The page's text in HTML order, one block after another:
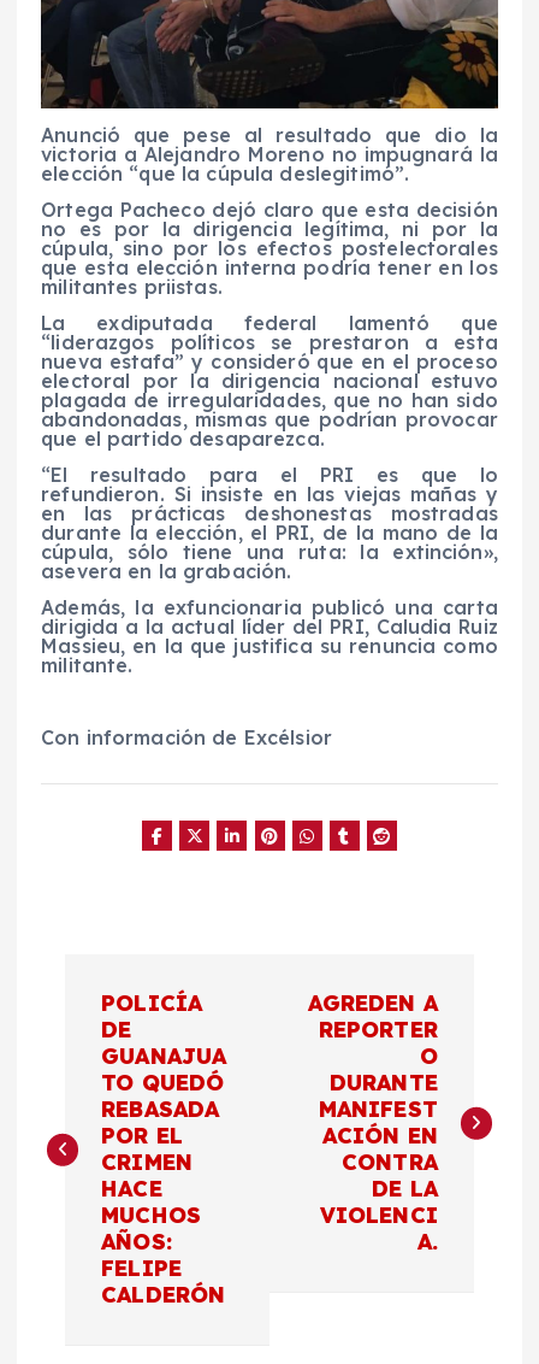
Anunció que pese al resultado que dio la
victoria a Alejandro Moreno no impugnará la
elección “que la cúpula deslegitimó”.
Ortega Pacheco dejó claro que esta decisión
no es por la dirigencia legítima, ni por la
cúpula, sino por los efectos postelectorales
que esta elección interna podría tener en los
militantes priistas.
La exdiputada federal lamentó que
“liderazgos políticos se prestaron a esta
nueva estafa” y consideró que en el proceso
electoral por la dirigencia nacional estuvo
plagada de irregularidades, que no han sido
abandonadas, mismas que podrían provocar
que el partido desaparezca.
“El resultado para el PRI es que lo
refundieron. Si insiste en las viejas mañas y
en las prácticas deshonestas mostradas
durante la elección, el PRI, de la mano de la
cúpula, sólo tiene una ruta: la extinción»,
asevera en la grabación.
Además, la exfuncionaria publicó una carta
dirigida a la actual líder del PRI, Caludia Ruiz
Massieu, en la que justifica su renuncia como
militante.
Con información de Excélsior
e
POLICÍA
DE
GUANAJUA
TO QUEDÓ
REBASADA
POR EL
CRIMEN
HACE
MUCHOS
AÑOS:
FELIPE
CALDERÓN
AGREDEN A
REPORTER
O
DURANTE
MANIFEST
ACIÓN EN
CONTRA
DE LA
VIOLENCI
A.